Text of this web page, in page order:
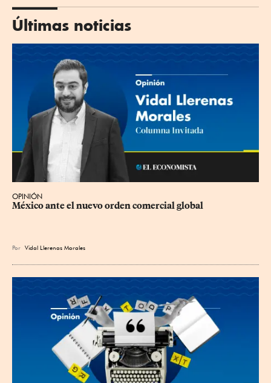
Últimas noticias
OPINIÓN
México ante el nuevo orden comercial global
Por Vidal Llerenas Morales